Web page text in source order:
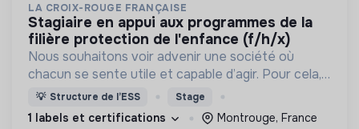
LA CROIX-ROUGE FRANÇAISE
stagiaire en appui aux programmes de la
filière protection de l'enfance (f/h/x)
Nous souhaitons voir advenir une société où
chacun se sente utile et capable d’agir. Pour cela,
nous proposons des moyens et des lieux
d’engagement innovants et adaptés à tous.
💡 Structure de l’ESS Stage
1 labels et certifications
Montrouge, France